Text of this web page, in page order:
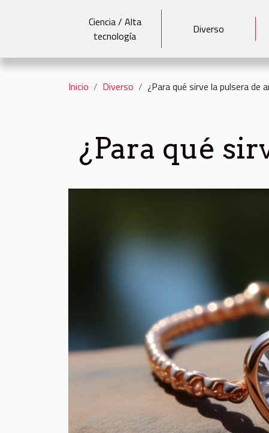
Ciencia / Alta
tecnología
Diverso
Inicio Diverso ¿Para qué sirve la pulsera de
¿Para qué